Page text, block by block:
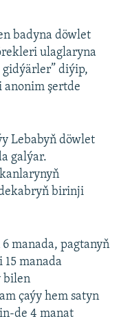
badyna döwlet
ulaglaryna
diýip,
anonim şertde
Lebabyň döwlet
galýar.
birinji
manada, pagtanyň
manada
bilen
çaýy hem satyn
de 4 manat